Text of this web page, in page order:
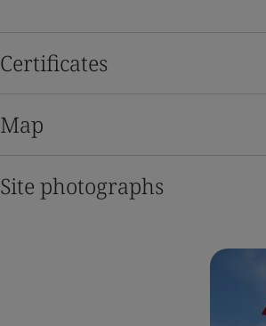
Certificates
Map
Site photographs